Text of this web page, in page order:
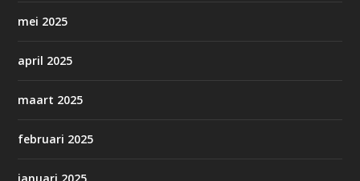
mei 2025
april 2025
maart 2025
februari 2025